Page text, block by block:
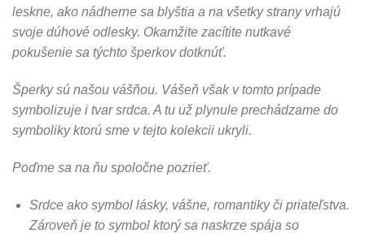
leskne, ako nádherne sa blyštia a na všetky strany vrhajú
svoje dúhové odlesky. Okamžite zacítite nutkavé
pokušenie sa týchto šperkov dotknúť.
Šperky sú našou vášňou. Vášeň však v tomto prípade
symbolizuje i tvar srdca. A tu už plynule prechádzame do
symboliky ktorú sme v tejto kolekcii ukryli.
Poďme sa na ňu spoločne pozrieť.
Srdce ako symbol lásky, vášne, romantiky či priateľstva.
Zároveň je to symbol ktorý sa naskrze spája so